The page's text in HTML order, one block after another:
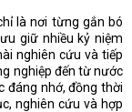
là nơi từng gắn bó
giữ nhiều kỷ niệm
nghiên cứu và tiếp
nghiệp đến từ nước
đáng nhớ, đồng thời
nghiên cứu và hợp